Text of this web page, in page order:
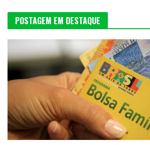
POSTAGEM EM DESTAQUE